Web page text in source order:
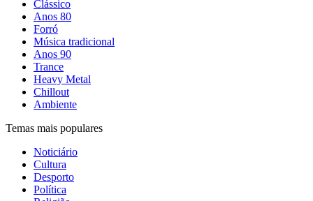
Clássico
Anos 80
Forró
Música tradicional
Anos 90
Trance
Heavy Metal
Chillout
Ambiente
Temas mais populares
Noticiário
Cultura
Desporto
Política